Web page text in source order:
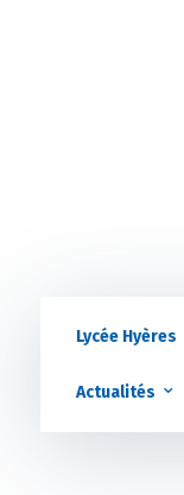
Lycée Hyères
Actualités